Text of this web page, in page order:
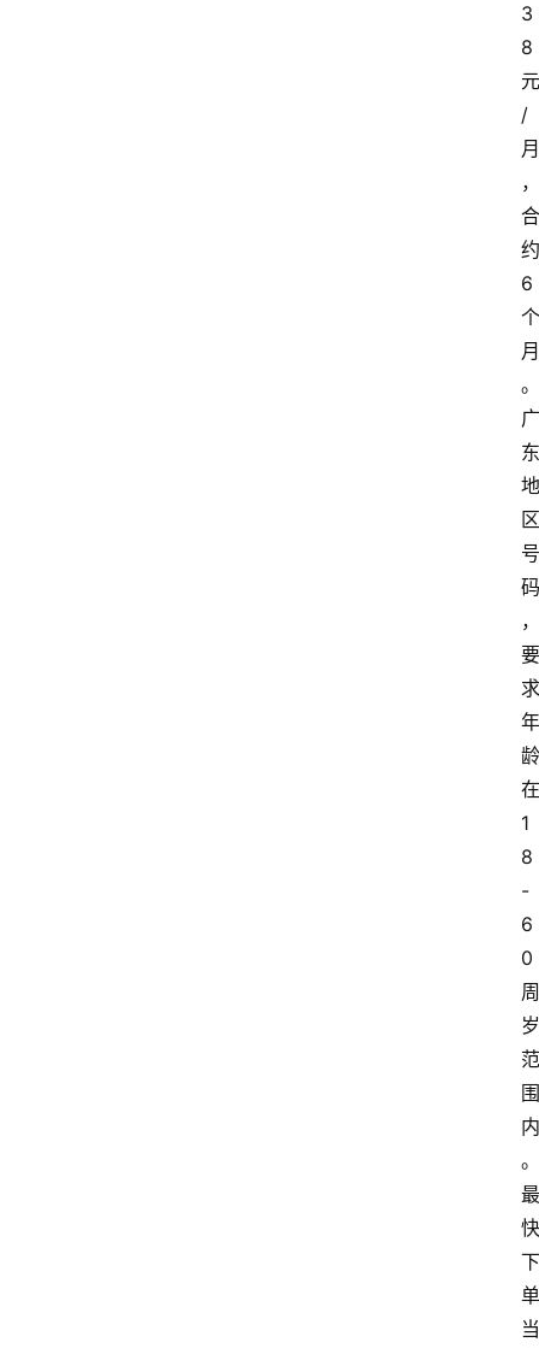
3
8
元
/
月
，
合
约
6
个
月
。
广
东
地
区
号
码
，
要
求
年
龄
在
1
8
-
6
0
周
岁
范
围
内
。
最
快
下
单
当